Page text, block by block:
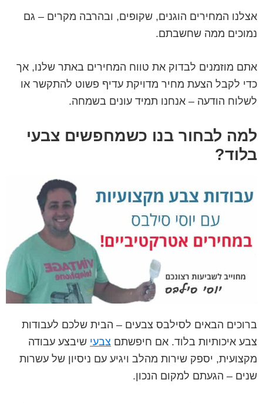
אצלנו המחירים הוגנים, שקופים, ובהרבה מקרים – גם
נמוכים ממה שחשבתם.
אתם מוזמנים לבדוק את טווח המחירים באתר שלנו, אך
כדי לקבל הצעת מחיר מדויקת עדיף פשוט להתקשר או
לשלוח הודעה – אנחנו תמיד עונים בשמחה.
למה לבחור בנו כשמחפשים צבעי
בלוד?
ברוכים הבאים לסילבס צבעים – הבית שלכם לעבודות
צבע איכותיות בלוד. אם חיפשתם צבעי שיבצע עבודה
מקצועית, יספק שירות מהלב ויגיע עם ניסיון של עשרות
שנים – הגעתם למקום הנכון.